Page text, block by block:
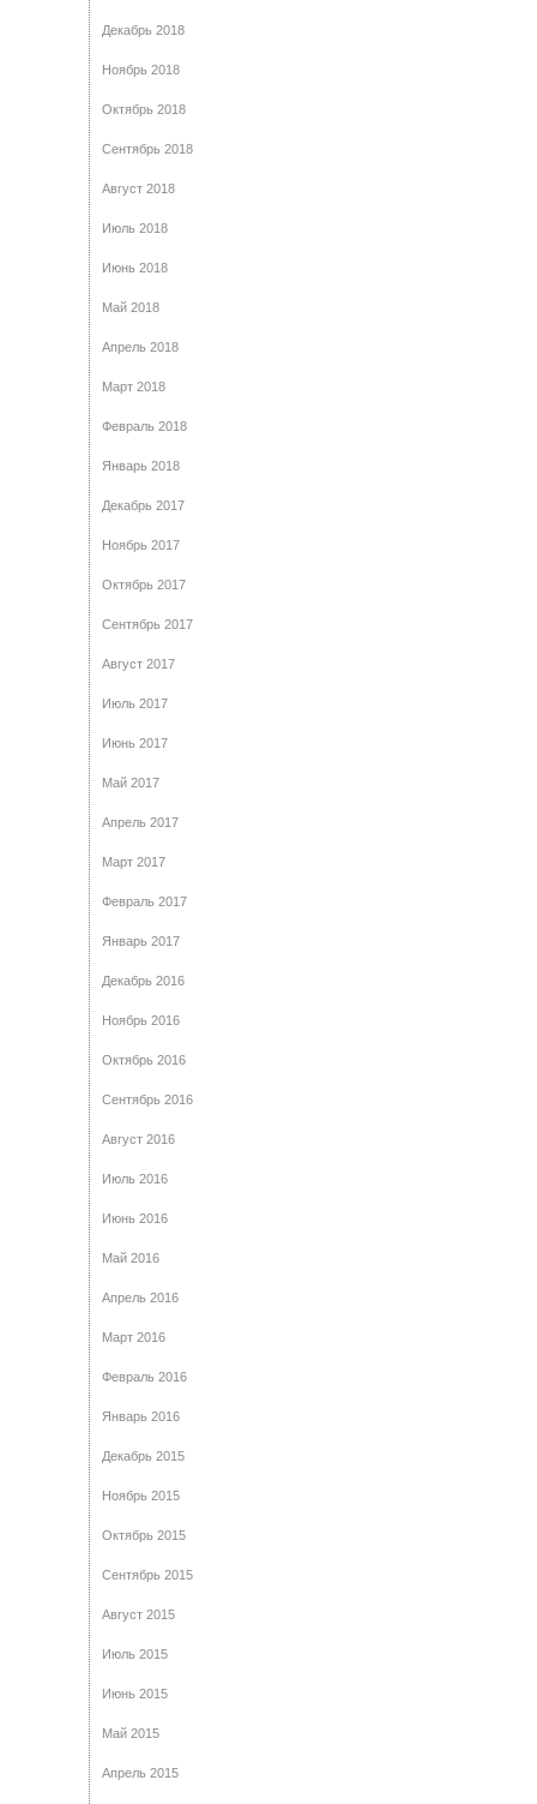
Декабрь 2018
Ноябрь 2018
Октябрь 2018
Сентябрь 2018
Август 2018
Июль 2018
Июнь 2018
Май 2018
Апрель 2018
Март 2018
Февраль 2018
Январь 2018
Декабрь 2017
Ноябрь 2017
Октябрь 2017
Сентябрь 2017
Август 2017
Июль 2017
Июнь 2017
Май 2017
Апрель 2017
Март 2017
Февраль 2017
Январь 2017
Декабрь 2016
Ноябрь 2016
Октябрь 2016
Сентябрь 2016
Август 2016
Июль 2016
Июнь 2016
Май 2016
Апрель 2016
Март 2016
Февраль 2016
Январь 2016
Декабрь 2015
Ноябрь 2015
Октябрь 2015
Сентябрь 2015
Август 2015
Июль 2015
Июнь 2015
Май 2015
Апрель 2015